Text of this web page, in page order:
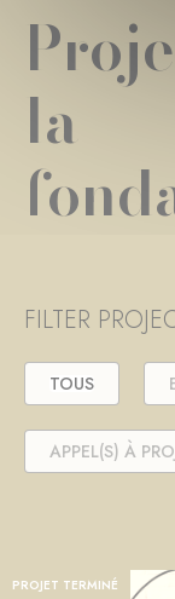
la
FILTER
TOUS
APPEL(S) À
PROJET TERMINÉ